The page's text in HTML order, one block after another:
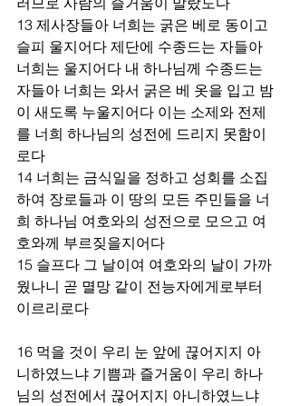
13 제사장들아 너희는 굵은 베로 동이고
슬피 울지어다 제단에 수종드는 자들아
너희는 울지어다 내 하나님께 수종드는
자들아 너희는 와서 굵은 베 옷을 입고 밤
이 새도록 누울지어다 이는 소제와 전제
를 너희 하나님의 성전에 드리지 못함이
로다
14 너희는 금식일을 정하고 성회를 소집
하여 장로들과 이 땅의 모든 주민들을 너
희 하나님 여호와의 성전으로 모으고 여
호와께 부르짖을지어다
15 슬프다 그 날이여 여호와의 날이 가까
웠나니 곧 멸망 같이 전능자에게로부터
이르리로다
16 먹을 것이 우리 눈 앞에 끊어지지 아
니하였느냐 기쁨과 즐거움이 우리 하나
님의 성전에서 끊어지지 아니하였느냐